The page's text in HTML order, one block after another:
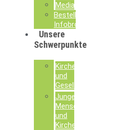
Mediathek
Bestellung
Infobroschüren
Unsere
Schwerpunkte
Kirche
und
Gesellschaft
Junge
Menschen
und
Kirche